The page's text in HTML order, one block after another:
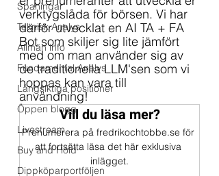
Spaningar
Teknisk Analys
Allmän info
Fundamental Analys
Långsiktiga positioner
Öppen blogg
Livestream
Buy and Hold
Dippköparportföljen
verktygslåda för börsen. Vi har
därför utvecklat en AI TA + FA
Bot som skiljer sig lite jämfört
med om man använder sig av
de traditionella LLM'sen som vi
hoppas kan vara till
användning!
Vill du läsa mer?
Prenumerera på fredrikochtobbe.se för
att fortsätta läsa det här exklusiva
inlägget.